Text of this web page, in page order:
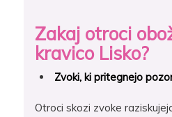
Zakaj otroci
kravico Lisko?
Zvoki, ki pritegnejo
Otroci skozi zvoke